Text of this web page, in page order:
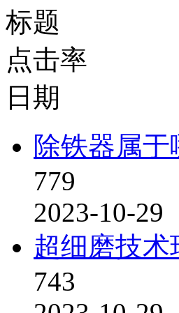
标题
点击率
日期
除铁器属于
779
2023-10-29
超细磨技术
743